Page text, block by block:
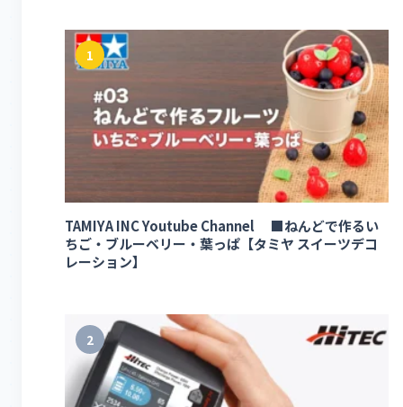
1
TAMIYA INC Youtube Channel ■ねんどで作るい
ちご・ブルーベリー・葉っぱ【タミヤ スイーツデコ
レーション】
2